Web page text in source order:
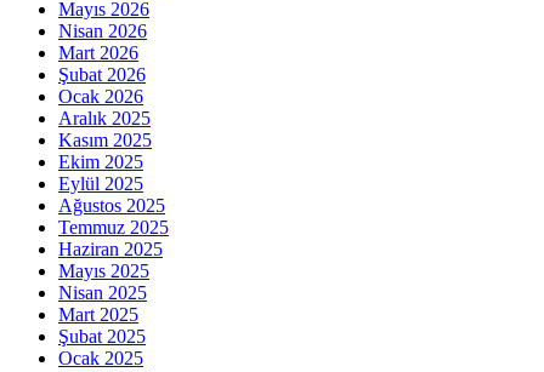
Mayıs 2026
Nisan 2026
Mart 2026
Şubat 2026
Ocak 2026
Aralık 2025
Kasım 2025
Ekim 2025
Eylül 2025
Ağustos 2025
Temmuz 2025
Haziran 2025
Mayıs 2025
Nisan 2025
Mart 2025
Şubat 2025
Ocak 2025